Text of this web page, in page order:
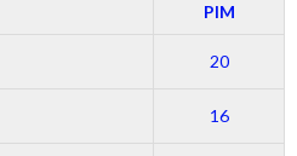
PIM
20
16